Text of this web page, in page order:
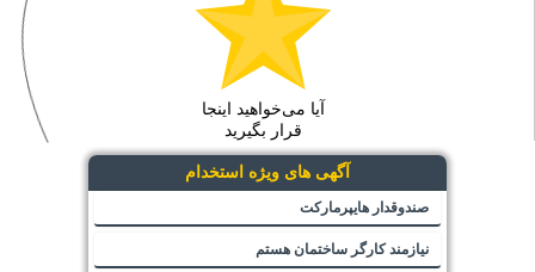
آیا می‌خواهید اینجا
قرار بگیرید
آگهی های ویژه استخدام
صندوقدار هایپرمارکت
نیازمند کارگر ساختمان هستم